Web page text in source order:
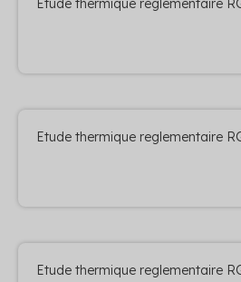
Etude thermique reglementaire
Etude thermique reglementaire